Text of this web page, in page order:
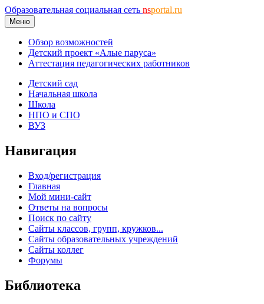
Образовательная социальная сеть nsportal.ru
Меню
Обзор возможностей
Детский проект «Алые паруса»
Аттестация педагогических работников
Детский сад
Начальная школа
Школа
НПО и СПО
ВУЗ
Навигация
Вход/регистрация
Главная
Мой мини-сайт
Ответы на вопросы
Поиск по сайту
Сайты классов, групп, кружков...
Сайты образовательных учреждений
Сайты коллег
Форумы
Библиотека